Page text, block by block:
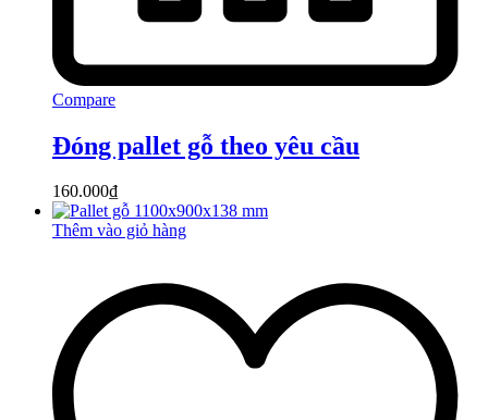
Compare
Đóng pallet gỗ theo yêu cầu
160.000₫
Thêm vào giỏ hàng